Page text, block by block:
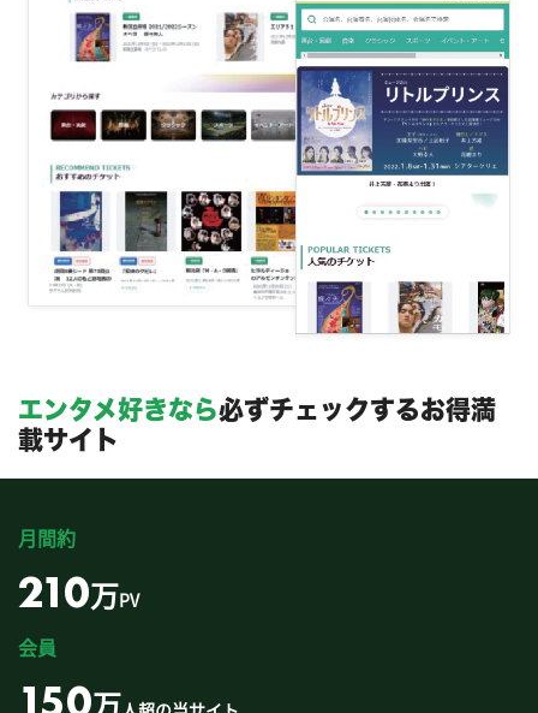
エンタメ好きなら必ずチェックするお得満
載サイト
月間約
210万PV
会員
万